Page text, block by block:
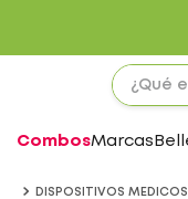
CombosMarcas
DISPOSITIVOS